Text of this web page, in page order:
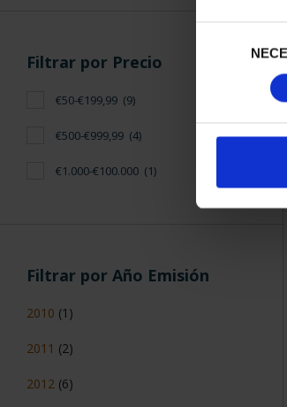
consentimiento
Filtrar por Precio
€50-€199,99 (9)
€500-€999,99 (4)
€1.000-€100.000 (1)
Filtrar por Año Emisión
2010 (1)
2011 (2)
2012 (6)